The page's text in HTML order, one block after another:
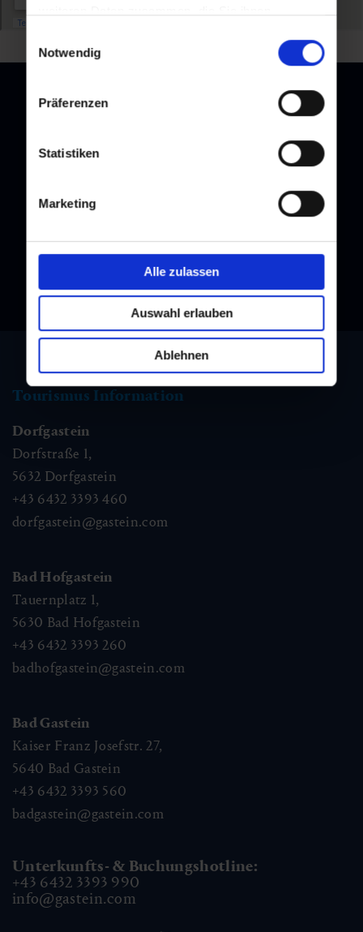
Nutzung der Dienste gesammelt haben.
Notwendig
Präferenzen
Statistiken
Marketing
Alle zulassen
Auswahl erlauben
Ablehnen
Tourismus Information
Dorfgastein
Dorfstraße 1,
5632 Dorfgastein
+43 6432 3393 460
dorfgastein@gastein.com
Bad Hofgastein
Tauernplatz 1,
5630 Bad Hofgastein
+43 6432 3393 260
badhofgastein@gastein.com
Bad Gastein
Kaiser Franz Josefstr. 27,
5640 Bad Gastein
+43 6432 3393 560
badgastein@gastein.com
Unterkunfts- & Buchungshotline:
+43 6432 3393 990
info@gastein.com